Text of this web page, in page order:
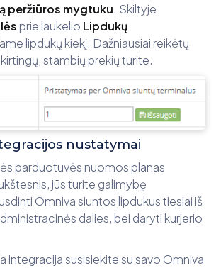
peržiūros mygtuku. Skiltyje
prie laukelio Lipdukų
lipdukų kiekį. Dažniausiai reikėtų
stambių prekių turite.
nustatymai
parduotuvės nuomos planas
jūs turite galimybę
Omniva siuntos lipdukus tiesiai iš
dalies, bei daryti kurjerio
integracija susisiekite su savo Omniva